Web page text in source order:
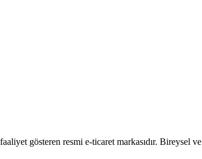
gösteren resmi e-ticaret markasıdır. Bireysel ve